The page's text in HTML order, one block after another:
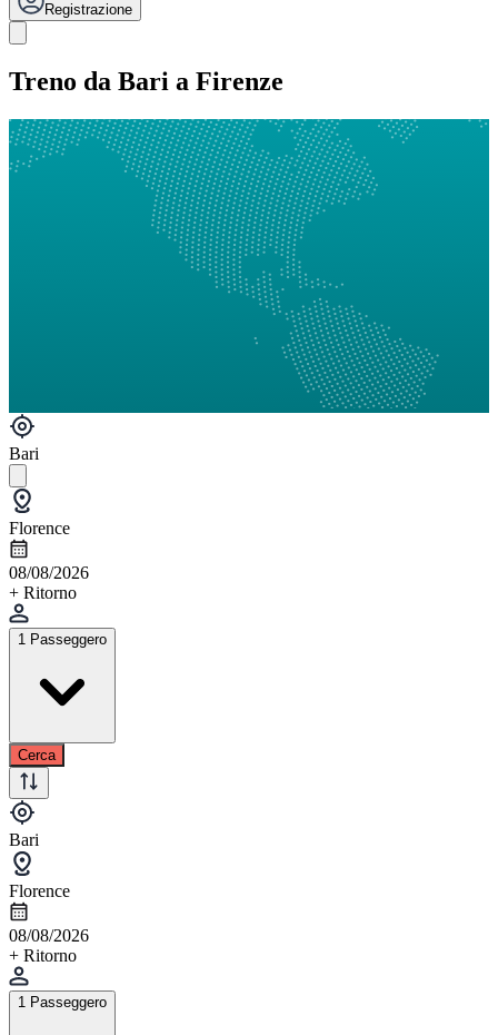
Registrazione
Treno da Bari a Firenze
Bari
Florence
08/08/2026
+ Ritorno
1 Passeggero
Cerca
Bari
Florence
08/08/2026
+ Ritorno
1 Passeggero